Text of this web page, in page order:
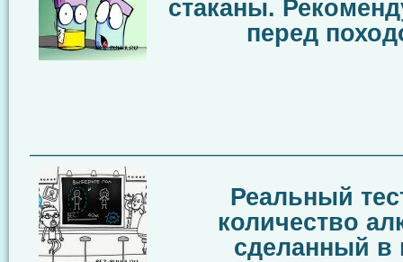
стаканы.
перед
Реальный
количество
сделанный в